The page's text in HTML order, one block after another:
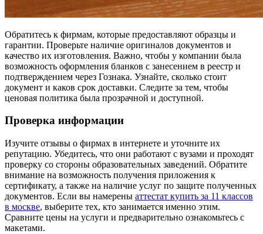
Обратитесь к фирмам, которые предоставляют образцы и
гарантии. Проверьте наличие оригиналов документов и
качество их изготовления. Важно, чтобы у компании была
возможность оформления бланков с занесением в реестр и
подтверждением через Гознака. Узнайте, сколько стоит
документ и каков срок доставки. Следите за тем, чтобы
ценовая политика была прозрачной и доступной.
Проверка информации
Изучите отзывы о фирмах в интернете и уточните их
репутацию. Убедитесь, что они работают с вузами и проходят
проверку со стороны образовательных заведений. Обратите
внимание на возможность получения приложения к
сертификату, а также на наличие услуг по защите полученных
документов. Если вы намерены аттестат купить за 11 классов
в москве, выберите тех, кто занимается именно этим.
Сравните цены на услуги и предварительно ознакомьтесь с
макетами.